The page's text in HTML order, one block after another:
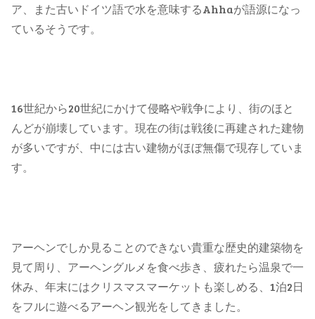
ア、また古いドイツ語で水を意味するAhhaが語源になっ
ているそうです。
16世紀から20世紀にかけて侵略や戦争により、街のほと
んどが崩壊しています。現在の街は戦後に再建された建物
が多いですが、中には古い建物がほぼ無傷で現存していま
す。
アーヘンでしか見ることのできない貴重な歴史的建築物を
見て周り、アーヘングルメを食べ歩き、疲れたら温泉で一
休み、年末にはクリスマスマーケットも楽しめる、1泊2日
をフルに遊べるアーヘン観光をしてきました。